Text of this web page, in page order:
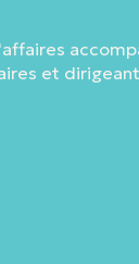
et